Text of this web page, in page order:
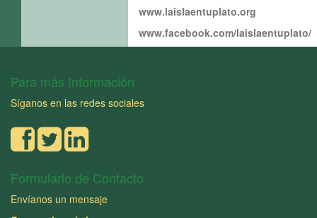
www.laislaentuplato.org
www.facebook.com/laislaentuplato/
Para más Información
Síganos en las redes sociales
Formulario de Contacto
Envíanos un mensaje